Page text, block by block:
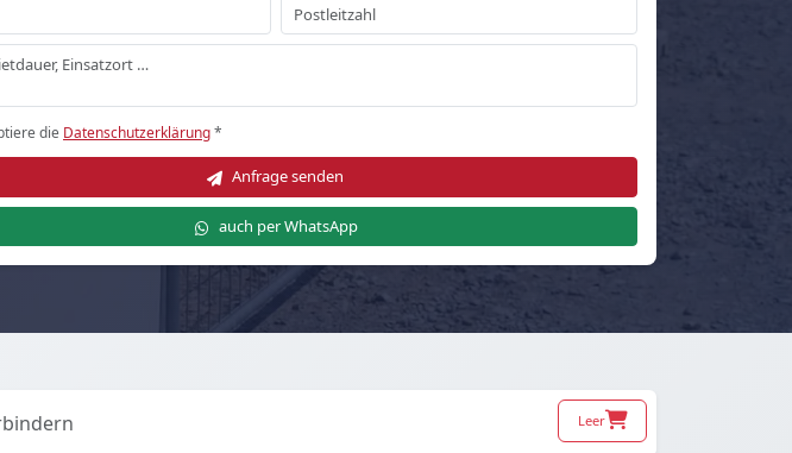
die Datenschutzerklärung*
Anfrage senden
auch per WhatsApp
Leer